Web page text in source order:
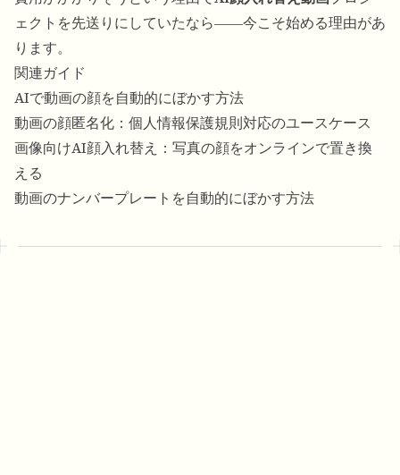
ェクトを先送りにしていたなら――今こそ始める理由があ
ります。
関連ガイド
AIで動画の顔を自動的にぼかす方法
動画の顔匿名化：個人情報保護規則対応のユースケース
画像向けAI顔入れ替え：写真の顔をオンラインで置き換
える
動画のナンバープレートを自動的にぼかす方法